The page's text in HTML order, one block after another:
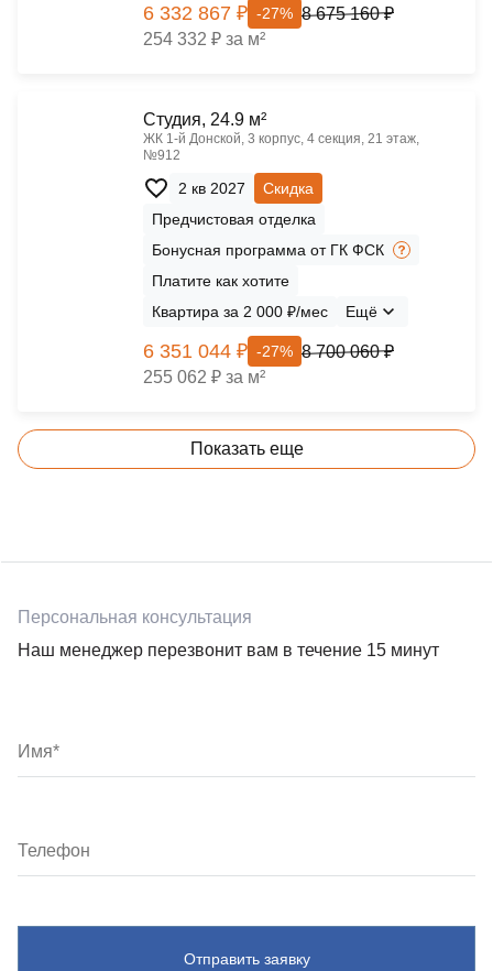
6 332 867 ₽ -27% 8 675 160 ₽
254 332 ₽ за м²
Cтудия, 24.9 м²
ЖК 1‑й Донской, 3 корпус, 4 секция, 21 этаж,
№912
2 кв 2027
Скидка
Предчистовая отделка
Бонусная программа от ГК ФСК
Платите как хотите
Квартира за 2 000 ₽/мес
Ещё
6 351 044 ₽ -27% 8 700 060 ₽
255 062 ₽ за м²
Показать еще
Персональная консультация
Наш менеджер перезвонит вам в течение 15 минут
Отправить заявку